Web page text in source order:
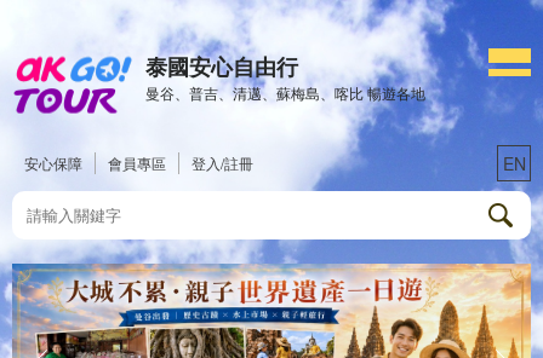
泰國安心自由行
曼谷、普吉、清邁、蘇梅島、喀比 暢遊各地
安心保障 會員專區 登入/註冊 EN